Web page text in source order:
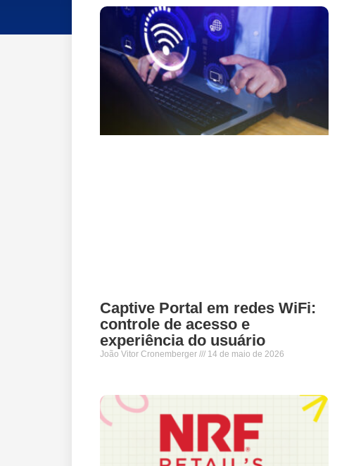
Captive Portal em redes WiFi:
controle de acesso e
experiência do usuário
João Vitor Cronemberger 14 de maio de 2026